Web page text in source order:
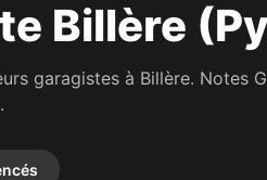
Billère
garagistes à Billère. Notes